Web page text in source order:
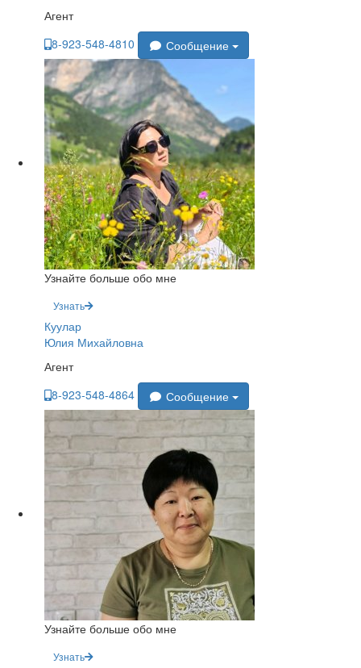
Агент
8-923-548-4810
Сообщение
Узнайте больше обо мне
Узнать
Куулар
Юлия Михайловна
Агент
8-923-548-4864
Сообщение
Узнайте больше обо мне
Узнать